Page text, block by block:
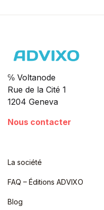
℅ Voltanode
Rue de la Cité 1
1204 Geneva
Nous contacter
La société
FAQ – Éditions ADVIXO
Blog